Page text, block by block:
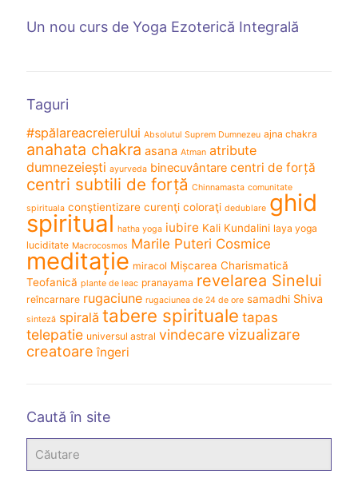
Un nou curs de Yoga Ezoterică Integrală
Taguri
#spălareacreierului Absolutul Suprem Dumnezeu ajna chakra
anahata chakra asana Atman atribute
dumnezeiești ayurveda binecuvântare centri de forță
centri subtili de forță Chinnamasta comunitate
spirituala conştientizare curenţi coloraţi dedublare ghid
spiritual hatha yoga iubire Kali Kundalini laya yoga
luciditate Macrocosmos Marile Puteri Cosmice
meditație miracol Mișcarea Charismatică
Teofanică plante de leac pranayama revelarea Sinelui
reîncarnare rugaciune rugaciunea de 24 de ore samadhi Shiva
sinteză spirală tabere spirituale tapas
telepatie universul astral vindecarevizualizare
creatoare îngeri
Caută în site